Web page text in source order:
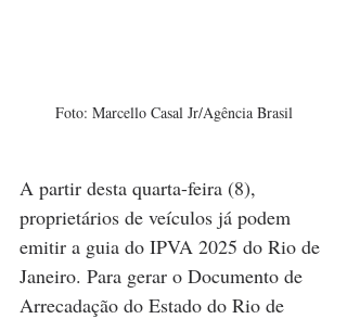
Foto: Marcello Casal Jr/Agência Brasil
A partir desta quarta-feira (8),
proprietários de veículos já podem
emitir a guia do IPVA 2025 do Rio de
Janeiro. Para gerar o Documento de
Arrecadação do Estado do Rio de